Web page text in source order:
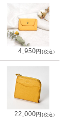
4,950円 (税込)
22,000 円 (税込)